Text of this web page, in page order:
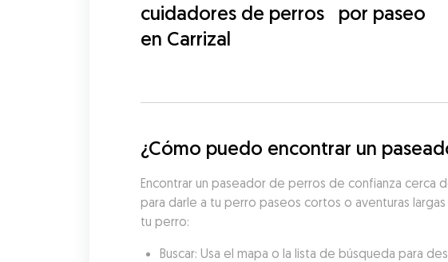
cuidadores de perros
en Carrizal
por paseo
¿Cómo puedo encontrar un
Encontrar un paseador de perros de confianza cerca
para darle a tu perro paseos cortos o aventuras
tu perro:
Buscar: Usa el mapa o la lista de búsqueda para